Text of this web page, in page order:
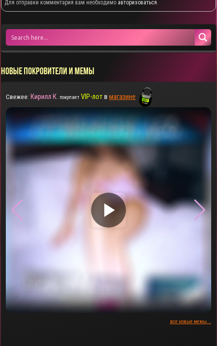
Для отправки комментария вам необходимо авторизоваться
НОВЫЕ ПОКРОВИТЕЛИ И МЕМЫ
Свежее: Кирилл К. покупает VIP-лотвмагазине
▶
все новые мемы...